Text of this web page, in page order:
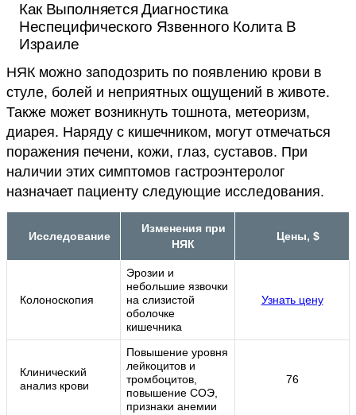
Как Выполняется Диагностика
Неспецифического Язвенного Колита В
Израиле
НЯК можно заподозрить по появлению крови в
стуле, болей и неприятных ощущений в животе.
Также может возникнуть тошнота, метеоризм,
диарея. Наряду с кишечником, могут отмечаться
поражения печени, кожи, глаз, суставов. При
наличии этих симптомов гастроэнтеролог
назначает пациенту следующие исследования.
Исследование
Изменения при
НЯК
Цены, $
Колоноскопия
Эрозии и
небольшие язвочки
на слизистой
оболочке
кишечника
Узнать цену
Клинический
анализ крови
Повышение уровня
лейкоцитов и
тромбоцитов,
повышение СОЭ,
признаки анемии
76